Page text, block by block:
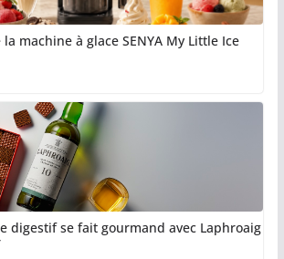
machine à glace SENYA My Little Ice
digestif se fait gourmand avec Laphroaig